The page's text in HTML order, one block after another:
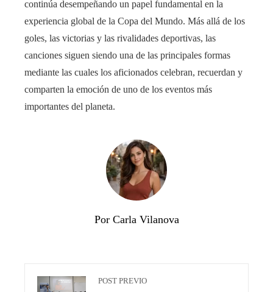
continúa desempeñando un papel fundamental en la
experiencia global de la Copa del Mundo. Más allá de los
goles, las victorias y las rivalidades deportivas, las
canciones siguen siendo una de las principales formas
mediante las cuales los aficionados celebran, recuerdan y
comparten la emoción de uno de los eventos más
importantes del planeta.
Por Carla Vilanova
POST PREVIO